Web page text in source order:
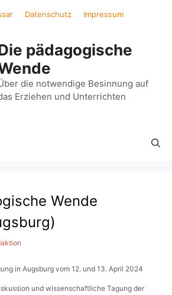
Datenschutz Impressum
pädagogische
die notwendige Besinnung auf
Erziehen und Unterrichten
Wende
in Augsburg vom 12. und 13. April 2024
und wissenschaftliche Tagung der